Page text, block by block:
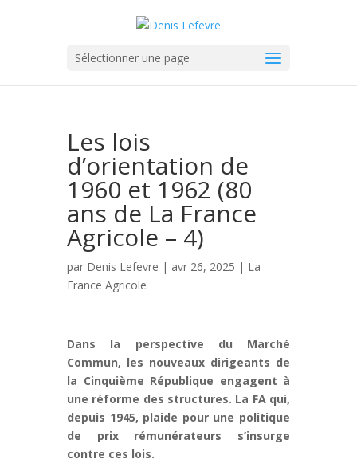
Sélectionner une page
Les lois
d’orientation de
1960 et 1962 (80
ans de La France
Agricole – 4)
par Denis Lefevre | avr 26, 2025 | La
France Agricole
Dans la perspective du Marché
Commun, les nouveaux dirigeants de
la Cinquième République engagent à
une réforme des structures. La FA qui,
depuis 1945, plaide pour une politique
de prix rémunérateurs s’insurge
contre ces lois.